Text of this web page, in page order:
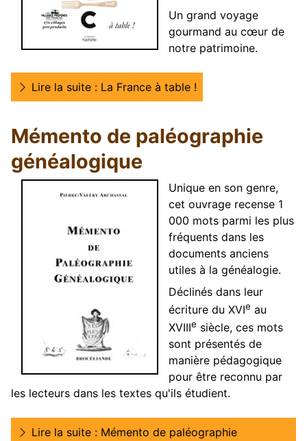
Un grand voyage
gourmand au cœur de
notre patrimoine.
Lire la suite : La France à table !
Mémento de paléographie
généalogique
Unique en son genre,
cet ouvrage recense 1
000 mots parmi les plus
fréquents dans les
documents anciens
utiles à la généalogie.
Déclinés dans leur
écriture du XVIe au
XVIIIe siècle, ces mots
sont présentés de
manière pédagogique
pour être reconnu par
les lecteurs dans les textes qu'ils étudient.
Lire la suite : Mémento de paléographie